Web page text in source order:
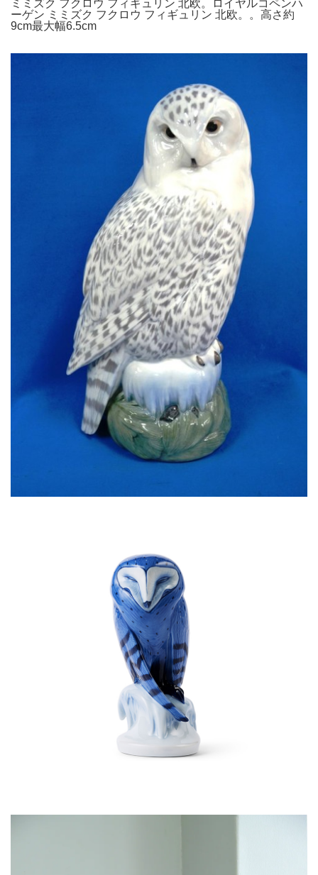
ミミズク フクロウ フィギュリン 北欧。ロイヤルコペンハ
ーゲン ミミズク フクロウ フィギュリン 北欧。。高さ約
9cm最大幅6.5cm